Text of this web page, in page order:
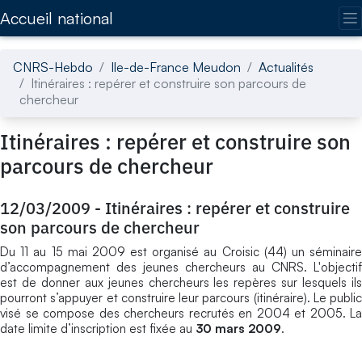
Accueil national
CNRS-Hebdo Ile-de-France Meudon
Actualités
Itinéraires : repérer et construire son parcours de
chercheur
Itinéraires : repérer et construire son
parcours de chercheur
12/03/2009 - Itinéraires : repérer et construire
son parcours de chercheur
Du 11 au 15 mai 2009 est organisé au Croisic (44) un séminaire
d’accompagnement des jeunes chercheurs au CNRS. L'objectif
est de donner aux jeunes chercheurs les repères sur lesquels ils
pourront s’appuyer et construire leur parcours (itinéraire). Le public
visé se compose des chercheurs recrutés en 2004 et 2005. La
date limite d’inscription est fixée au 30 mars 2009.